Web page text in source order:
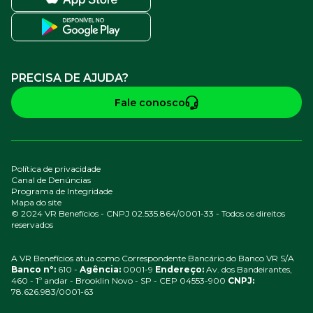
PRECISA DE AJUDA?
Fale conosco
© 2024 VR Benefícios - CNPJ 02.535.864/0001-33 - Todos os direitos
reservados
Política de privacidade
Canal de Denúncias
Programa de Integridade
Mapa do site
A VR Benefícios atua como Correspondente Bancário do Banco VR S/A
Banco nº: 610 - Agência: 0001-9 Endereço: Av. dos Bandeirantes,
460 - 1º andar - Brooklin Novo - SP - CEP 04553-900 CNPJ:
78.626.983/0001-63